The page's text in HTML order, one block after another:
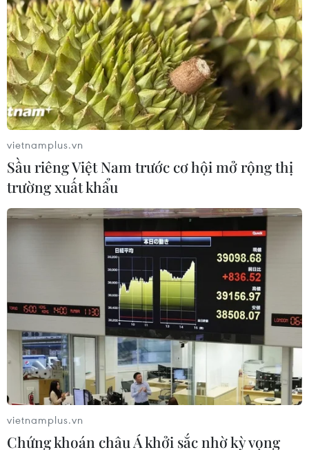
Phú Thọ: Tạm giữ một phóng viên liên
quan hành vi nhận tiền
19/09/2022 14:28
Phóng viên Phùng Thanh Bình, công tác tại Báo Sức khỏe
và Đời sống, yêu cầu đưa 200 triệu đồng để gỡ bài
đăng liên quan đến Trường Cao đẳng Y Dược Phú Thọ
trên trang trên fanpage “Báo chí điều tra."
Lâm Đồng: Bắt giam 4 đối tượng dọa đăng
vietnamplus.vn
Sầu riêng Việt Nam trước cơ hội mở rộng thị
trường xuất khẩu
vietnamplus.vn
Chứng khoán châu Á khởi sắc nhờ kỳ vọng